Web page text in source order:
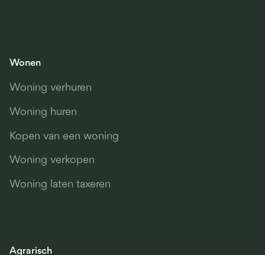
Wonen
Woning verhuren
Woning huren
Kopen van een woning
Woning verkopen
Woning laten taxeren
Agrarisch